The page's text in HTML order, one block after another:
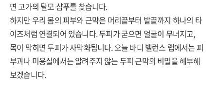
면 고가의 탈모 샴푸를 찾습니다.
하지만 우리 몸의 피부와 근막은 머리끝부터 발끝까지 하나의 타
이즈처럼 연결되어 있습니다. 두피가 굳으면 얼굴이 무너지고,
목이 막히면 두피가 사막화됩니다. 오늘 바디 밸런스 랩에서는 피
부과나 미용실에서는 알려주지 않는 두피 근막의 비밀을 해부해
보겠습니다.